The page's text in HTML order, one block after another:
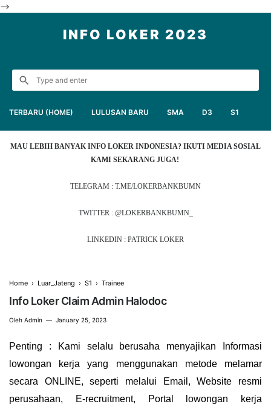
-->
INFO LOKER 2023
TERBARU (HOME) LULUSAN BARU SMA D3 S1
MAU LEBIH BANYAK INFO LOKER INDONESIA? IKUTI MEDIA SOSIAL
KAMI SEKARANG JUGA!
TELEGRAM : T.ME/LOKERBANKBUMN
TWITTER : @LOKERBANKBUMN_
LINKEDIN : PATRICK LOKER
Home › Luar_Jateng › S1 › Trainee
Info Loker Claim Admin Halodoc
Oleh Admin January 25, 2023
Penting : Kami selalu berusaha menyajikan Informasi
lowongan kerja yang menggunakan metode melamar
secara ONLINE, seperti melalui Email , Website resmi
perusahaan,
E-recruitment, Portal lowongan kerja